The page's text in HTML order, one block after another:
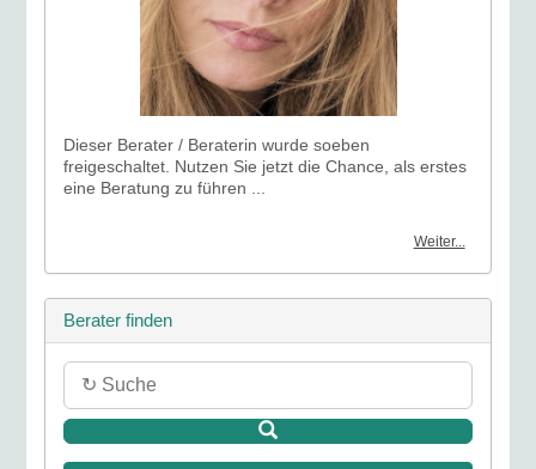
Dieser Berater / Beraterin wurde soeben
freigeschaltet. Nutzen Sie jetzt die Chance, als erstes
eine Beratung zu führen ...
Weiter...
Berater finden